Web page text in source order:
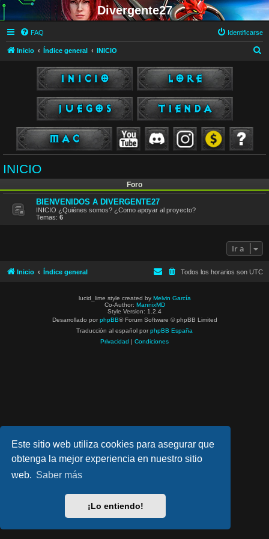
Este sitio web utiliza cookies para asegurar que
obtenga la mejor experiencia en nuestro sitio
web. Saber más
¡Lo entiendo!
Divergente27
FAQ Identificarse
Inicio Índice general INICIO
INICIO
Foro
BIENVENIDOS A DIVERGENTE27
INICIO ¿Quiénes somos? ¿Como apoyar al proyecto?
Temas: 6
Ir a
Inicio Índice general Todos los horarios son UTC
lucid_lime style created by Melvin García
Co-Author: MannixMD
Style Version: 1.2.4
Desarrollado por phpBB® Forum Software © phpBB Limited
Traducción al español por phpBB España
Privacidad | Condiciones